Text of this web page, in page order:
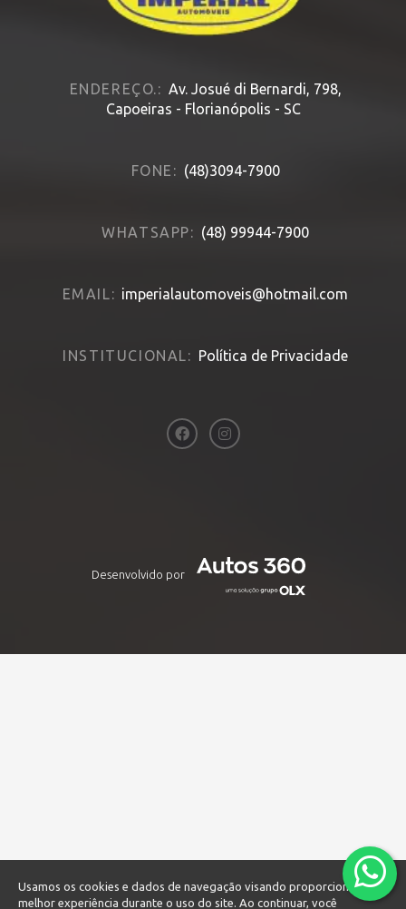
Usamos os cookies e dados de navegação visando proporcionar uma
melhor experiência durante o uso do site. Ao continuar, você
ENDEREÇO.: Av. Josué di Bernardi, 798,
Capoeiras - Florianópolis - SC
FONE: (48)3094-7900
WHATSAPP: (48) 99944-7900
EMAIL: imperialautomoveis@hotmail.com
INSTITUCIONAL: Política de Privacidade
Desenvolvido por